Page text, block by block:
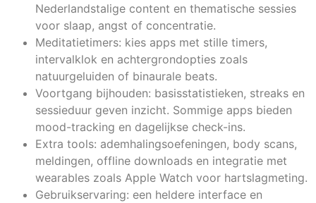
Nederlandstalige content en thematische sessies
voor slaap, angst of concentratie.
Meditatietimers: kies apps met stille timers,
intervalklok en achtergrondopties zoals
natuurgeluiden of binaurale beats.
Voortgang bijhouden: basisstatistieken, streaks en
sessieduur geven inzicht. Sommige apps bieden
mood-tracking en dagelijkse check-ins.
Extra tools: ademhalingsoefeningen, body scans,
meldingen, offline downloads en integratie met
wearables zoals Apple Watch voor hartslagmeting.
Gebruikservaring: een heldere interface en